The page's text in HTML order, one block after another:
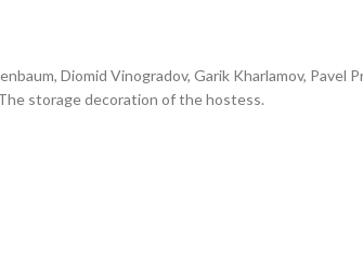
Diomid Vinogradov, Garik Kharlamov, Pavel
storage decoration of the hostess.